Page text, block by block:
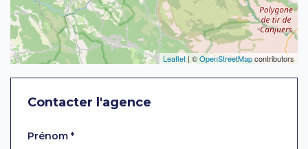
Leaflet | ©OpenStreetMapcontributors
Contacter l'agence
Laissez ce champ vide
Prénom *